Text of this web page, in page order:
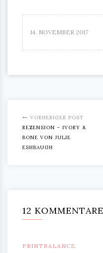
14. NOVEMBER 2017
VORHERIGER POST
REZENSION – IVORY &
BONE VON JULIE
ESHBAUGH
12 KOMMENTARE
PRINTBALANCE